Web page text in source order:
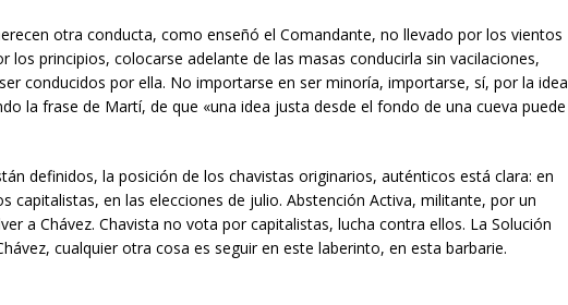
otra conducta, como enseñó el Comandante, no llevado por los vientos
los principios, colocarse adelante de las masas conducirla sin vacilaciones,
conducidos por ella. No importarse en ser minoría, importarse, sí, por la idea
la frase de Martí, de que «una idea justa desde el fondo de una cueva puede
definidos, la posición de los chavistas originarios, auténticos está clara: en
capitalistas, en las elecciones de julio. Abstención Activa, militante, por un
a Chávez. Chavista no vota por capitalistas, lucha contra ellos. La Solución
cualquier otra cosa es seguir en este laberinto, en esta barbarie.